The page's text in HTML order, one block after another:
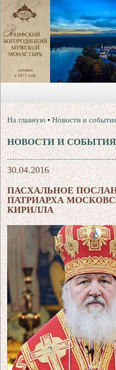
На главную •Новости и
НОВОСТИ И СОБЫТИЯ
30.04.2016
ПАСХАЛЬНОЕ
ПАТРИАРХА
КИРИЛЛА